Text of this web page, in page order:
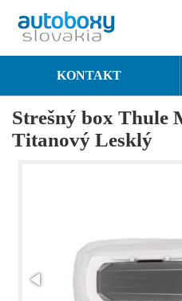
KONTAKT
Strešný box Thule
Titanový Lesklý